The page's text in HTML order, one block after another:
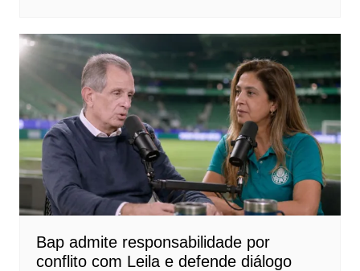
Bap admite responsabilidade por
conflito com Leila e defende diálogo